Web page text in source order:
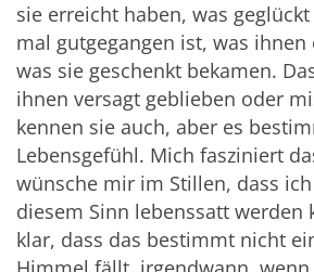
sie erreicht haben, was
mal gutgegangen ist, was
was sie geschenkt bekamen.
ihnen versagt geblieben oder
kennen sie auch, aber es
Lebensgefühl. Mich fasziniert
wünsche mir im Stillen, dass
diesem Sinn lebenssatt werden
klar, dass das bestimmt nicht